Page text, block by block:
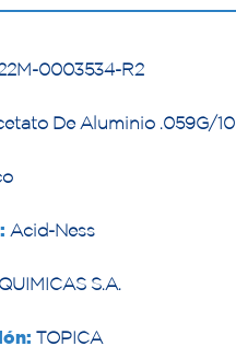
0003534-R2
De Aluminio .059G/
Acid-Ness
S.A.
TOPICA